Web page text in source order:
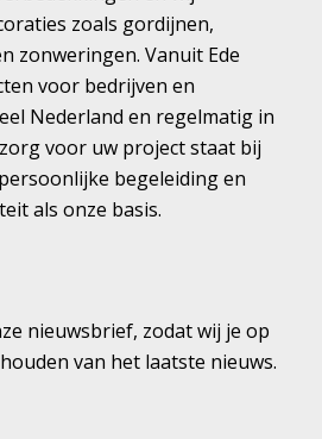
zoals gordijnen,
zonweringen. Vanuit Ede
voor bedrijven en
Nederland en regelmatig in
voor uw project staat bij
begeleiding en
als onze basis.
nieuwsbrief, zodat wij je op
van het laatste nieuws.